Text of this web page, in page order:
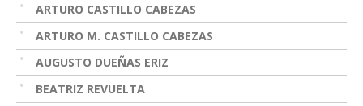
ARTURO CASTILLO CABEZAS
ARTURO M. CASTILLO CABEZAS
AUGUSTO DUEÑAS ERIZ
BEATRIZ REVUELTA